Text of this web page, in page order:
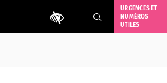
Outils d'accessibilité
URGENCES ET
NUMÉROS
UTILES